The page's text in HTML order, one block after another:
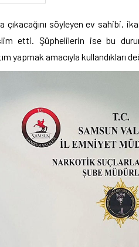
çıkacağını söyleyen ev sahibi,
etti. Şüphelilerin ise bu
yapmak amacıyla kullandıkları